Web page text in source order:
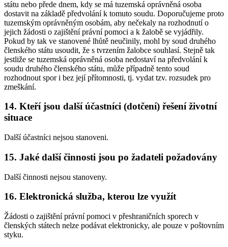
státu nebo přede dnem, kdy se má tuzemská oprávněná osoba
dostavit na základě předvolání k tomuto soudu. Doporučujeme proto
tuzemským oprávněným osobám, aby nečekaly na rozhodnutí o
jejich žádosti o zajištění právní pomoci a k žalobě se vyjádřily.
Pokud by tak ve stanovené lhůtě neučinily, mohl by soud druhého
členského státu usoudit, že s tvrzením žalobce souhlasí. Stejně tak
jestliže se tuzemská oprávněná osoba nedostaví na předvolání k
soudu druhého členského státu, může případně tento soud
rozhodnout spor i bez její přítomnosti, tj. vydat tzv. rozsudek pro
zmeškání.
14. Kteří jsou další účastníci (dotčení) řešení životní
situace
Další účastníci nejsou stanoveni.
15. Jaké další činnosti jsou po žadateli požadovány
Další činnosti nejsou stanoveny.
16. Elektronická služba, kterou lze využít
Žádosti o zajištění právní pomoci v přeshraničních sporech v
členských státech nelze podávat elektronicky, ale pouze v poštovním
styku.